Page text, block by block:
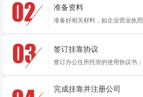
准备资料
准备好相关材料，如企业营业执
签订挂靠协议
签订办公住所托管的使用协议书；
完成挂靠并注册公司